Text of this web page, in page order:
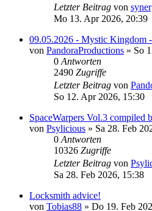
Letzter Beitrag von
Mo 13. Apr 2026, 20:39
09.05.2026 - Mystic Kingdom
von PandoraProductions » So
0 Antworten
2490 Zugriffe
Letzter Beitrag von
So 12. Apr 2026, 15:30
SpaceWarpers Vol.3
von Psylicious » Sa 28. Feb
0 Antworten
10326 Zugriffe
Letzter Beitrag von
Sa 28. Feb 2026, 15:38
Locksmith advice!
von Tobias88 » Do 19. Feb